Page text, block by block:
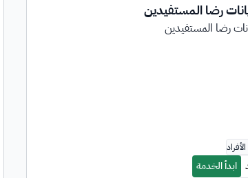
عرض المنقولات المرجعة على الجهات الحكومية